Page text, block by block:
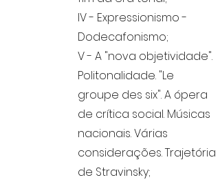
IV - Expressionismo -
Dodecafonismo;
V - A "nova objetividade".
Politonalidade. "Le
groupe des six". A ópera
de crítica social. Músicas
nacionais. Várias
considerações. Trajetória
de Stravinsky;